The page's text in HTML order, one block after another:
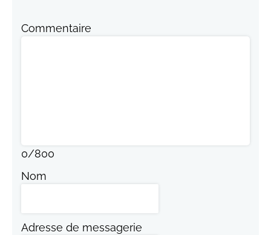
Commentaire
0/800
Nom
Adresse de messagerie